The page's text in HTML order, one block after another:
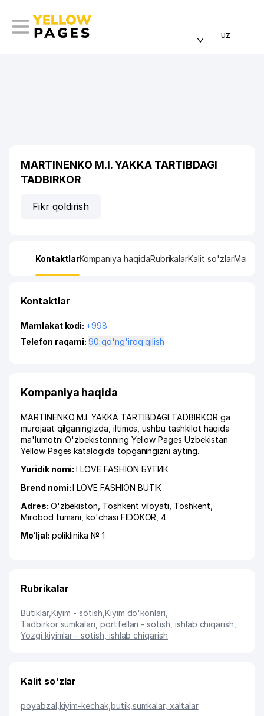
uz
MARTINENKO M.I. YAKKA TARTIBDAGI
TADBIRKOR
Fikr qoldirish
KontaktlarKompaniya haqidaRubrikalarKalit so'zlarManzil
Kontaktlar
Mamlakat kodi: +998
Telefon raqami:
90 qo'ng'iroq qilish
Kompaniya haqida
MARTINENKO M.I. YAKKA TARTIBDAGI TADBIRKOR ga
murojaat qilganingizda, iltimos, ushbu tashkilot haqida
ma'lumotni O'zbekistonning Yellow Pages Uzbekistan
Yellow Pages katalogida topganingizni ayting.
Yuridik nomi:I LOVE FASHION БУТИК
Brend nomi:I LOVE FASHION BUTIK
Adres: O'zbekiston, Toshkent viloyati Toshkent
Mirobod tumani ,ko'chasi FIDOKOR , 4
Mo‘ljal: poliklinika № 1
Rubrikalar
Butiklar,Kiyim - sotish Kiyim do'konlari
Tadbirkor sumkalari, portfellari - sotish, ishlab chiqarish
Yozgi kiyimlar - sotish, ishlab chiqarish
Kalit so'zlar
poyabzal kiyim-kechak, butik, sumkalar, xaltalar